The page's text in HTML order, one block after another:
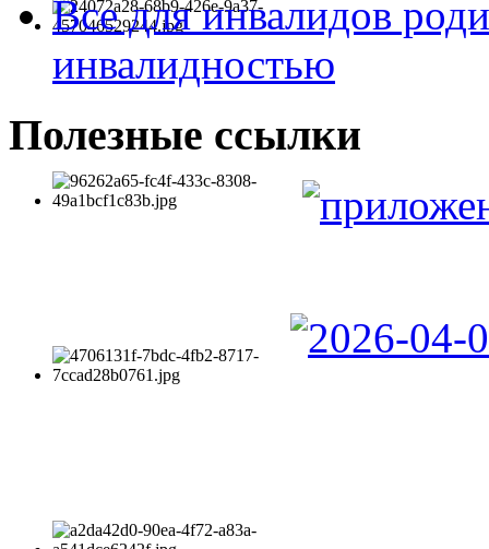
Все для инвалидов
инвалидностью
Полезные ссылки